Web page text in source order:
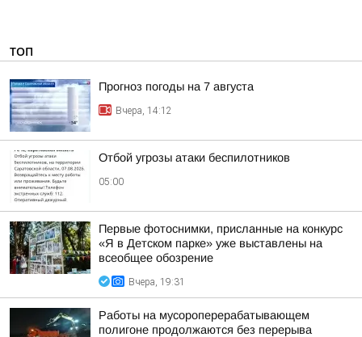
ТОП
Прогноз погоды на 7 августа
Вчера, 14:12
Отбой угрозы атаки беспилотников
05:00
Первые фотоснимки, присланные на конкурс
«Я в Детском парке» уже выставлены на
всеобщее обозрение
Вчера, 19:31
Работы на мусороперерабатывающем
полигоне продолжаются без перерыва